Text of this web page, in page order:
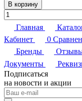
В корзину
Главная
Кабинет
0
Бренды
Документы
Подписаться
на новости и акции